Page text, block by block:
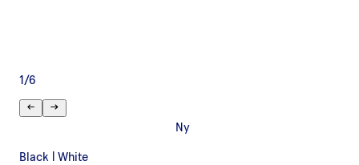
1 /6
Ny
Black | White